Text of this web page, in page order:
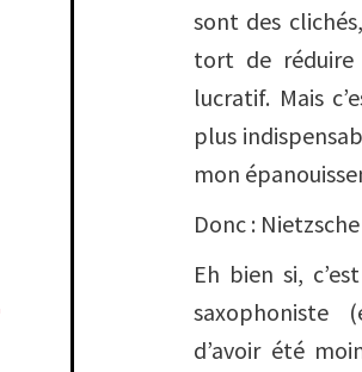
sont des
tort de réduire
lucratif. Mais
plus
mon
Donc :
Eh bien si,
saxophoniste
d’avoir été